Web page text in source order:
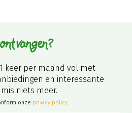
keer per maand vol met
en interessante
niets meer.
onze privacy policy.